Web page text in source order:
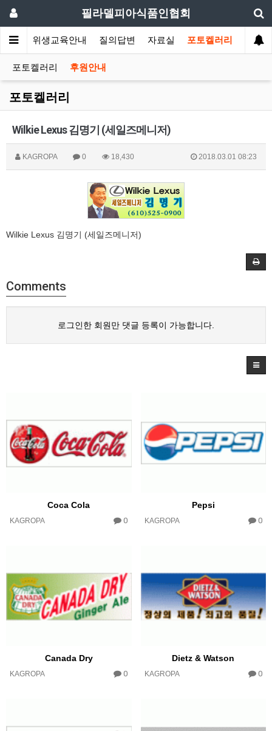
필라델피아식품인협회
식 위생교육안내 질의답변 자료실 포토켈러리
포토켈러리 후원안내
포토켈러리
Wilkie Lexus 김명기 (세일즈메니저)
KAGROPA 0 18,430 2018.03.01 08:23
Wilkie Lexus 김명기 (세일즈메니저)
Comments
로그인한 회원만 댓글 등록이 가능합니다.
Coca Cola
KAGROPA 0
Pepsi
KAGROPA 0
Canada Dry
KAGROPA 0
Dietz & Watson
KAGROPA 0